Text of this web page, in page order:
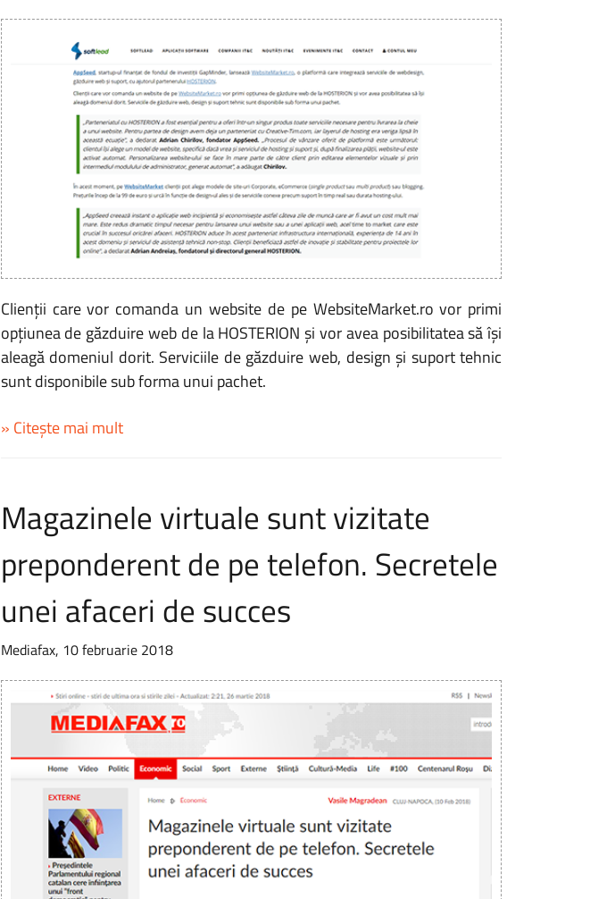
Clienții care vor comanda un website de pe WebsiteMarket.ro vor primi
opțiunea de găzduire web de la HOSTERION și vor avea posibilitatea să își
aleagă domeniul dorit. Serviciile de găzduire web, design și suport tehnic
sunt disponibile sub forma unui pachet.
» Citește mai mult
Magazinele virtuale sunt vizitate
preponderent de pe telefon. Secretele
unei afaceri de succes
Mediafax, 10 februarie 2018